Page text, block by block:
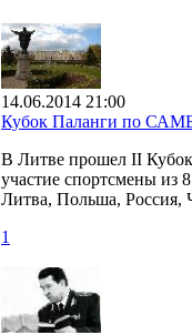
14.06.2014 21:00
Кубок Паланги по
В Литве прошел II
участие спортсмены из
Литва, Польша, Россия,
1